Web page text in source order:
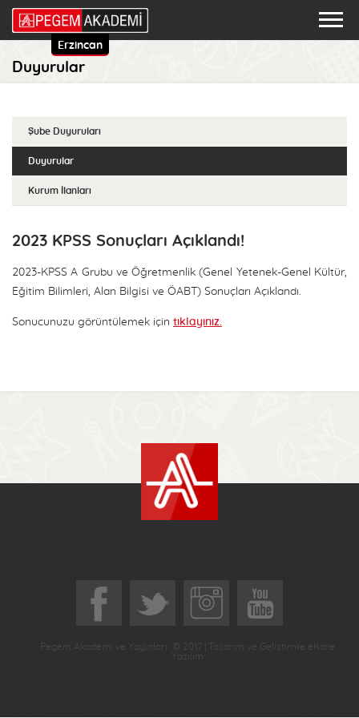
Erzincan
Duyurular
Şube Duyuruları
Duyurular
Kurum İlanları
2023 KPSS Sonuçları Açıklandı!
2023-KPSS A Grubu ve Öğretmenlik (Genel Yetenek-Genel Kültür,
Eğitim Bilimleri, Alan Bilgisi ve ÖABT) Sonuçları Açıklandı.
Sonucunuzu görüntülemek için tıklayınız.
Pegem Akademi ve Yayınları © 2017 | Tasarım ve Geliştirme eKare
Yazılım